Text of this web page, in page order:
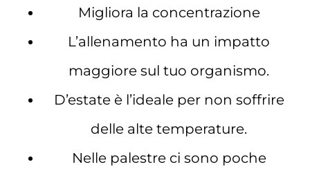
Migliora la concentrazione
L’allenamento ha un impatto
maggiore sul tuo organismo.
D’estate è l’ideale per non soffrire
delle alte temperature.
Nelle palestre ci sono poche